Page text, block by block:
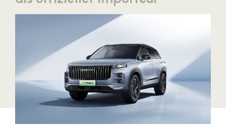
Controller Institut
Designer Outlets Parndorf und Salzburg
DOMOFERM
Essity